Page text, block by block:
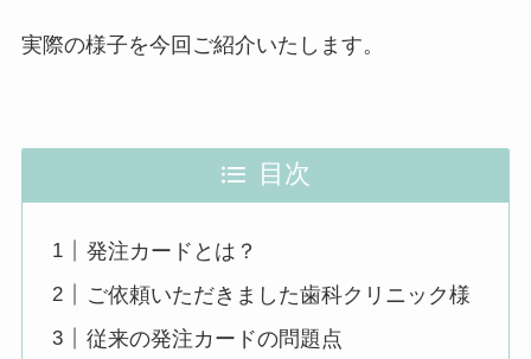
実際の様子を今回ご紹介いたします。
目次
発注カードとは？
ご依頼いただきました歯科クリニック様
従来の発注カードの問題点